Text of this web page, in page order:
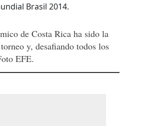
de Costa Rica ha sido la
y, desafiando todos los
EFE.